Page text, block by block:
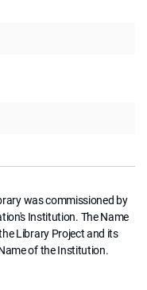
was commissioned by
Institution. The Name
Library Project and its
of the Institution.